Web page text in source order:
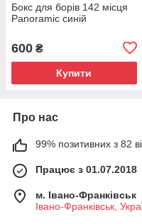
Бокс для борів 142 місця
Panoramic синій
600 ₴
Купити
Про нас
99% позитивних з 82
Працює з 01.07.2018
м. Івано-Франківськ
Івано-Франківськ,